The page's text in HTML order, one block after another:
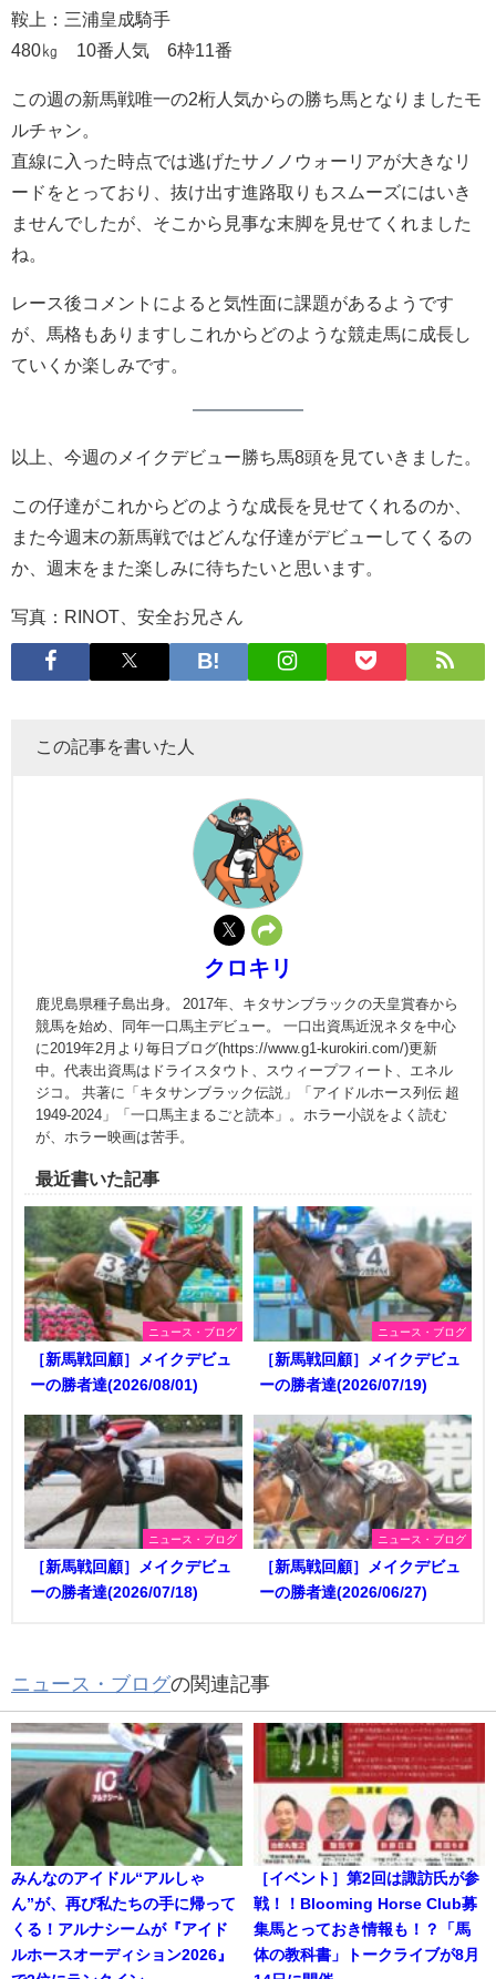
鞍上：三浦皇成騎手
480㎏ 10番人気 6枠11番
この週の新馬戦唯一の2桁人気からの勝ち馬となりましたモ
ルチャン。
直線に入った時点では逃げたサノノウォーリアが大きなリ
ードをとっており、抜け出す進路取りもスムーズにはいき
ませんでしたが、そこから見事な末脚を見せてくれました
ね。
レース後コメントによると気性面に課題があるようです
が、馬格もありますしこれからどのような競走馬に成長し
ていくか楽しみです。
以上、今週のメイクデビュー勝ち馬8頭を見ていきました。
この仔達がこれからどのような成長を見せてくれるのか、
また今週末の新馬戦ではどんな仔達がデビューしてくるの
か、週末をまた楽しみに待ちたいと思います。
写真：RINOT、安全お兄さん
この記事を書いた人
クロキリ
鹿児島県種子島出身。 2017年、キタサンブラックの天皇賞春から
競馬を始め、同年一口馬主デビュー。 一口出資馬近況ネタを中心
に2019年2月より毎日ブログ(https://www.g1-kurokiri.com/)更新
中。代表出資馬はドライスタウト、スウィープフィート、エネル
ジコ。 共著に「キタサンブラック伝説」「アイドルホース列伝 超
1949-2024」「一口馬主まるごと読本」。ホラー小説をよく読む
が、ホラー映画は苦手。
最近書いた記事
ニュース・ブログ
［新馬戦回顧］メイクデビュ
ーの勝者達(2026/08/01)
ニュース・ブログ
［新馬戦回顧］メイクデビュ
ーの勝者達(2026/07/19)
ニュース・ブログ
［新馬戦回顧］メイクデビュ
ーの勝者達(2026/07/18)
ニュース・ブログ
［新馬戦回顧］メイクデビュ
ーの勝者達(2026/06/27)
ニュース・ブログの関連記事
みんなのアイドル“アルしゃ
ん”が、再び私たちの手に帰って
くる！アルナシームが『アイド
ルホースオーディション2026』
［イベント］第2回は諏訪氏が参
戦！！Blooming Horse Club募
集馬とっておき情報も！？「馬
体の教科書」トークライブが8月